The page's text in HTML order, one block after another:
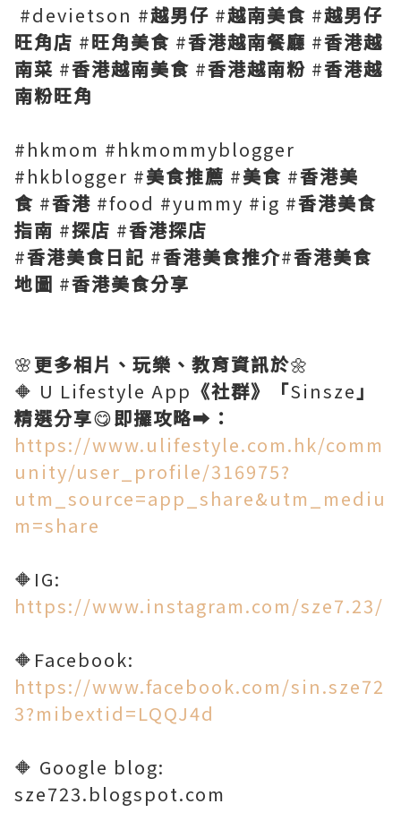
#devietson #越男仔 #越南美食 #越男仔
旺角店 #旺角美食 #香港越南餐廳 #香港越
南菜 #香港越南美食 #香港越南粉 #香港越
南粉旺角
#hkmom #hkmommyblogger
#hkblogger #美食推薦 #美食 #香港美
食 #香港 #food #yummy #ig #香港美食
指南 #探店 #香港探店
#香港美食日記 #香港美食推介#香港美食
地圖 #香港美食分享
🌸更多相片、玩樂、教育資訊於🌼
🔶 U Lifestyle App 《社群》「Sinsze 」
精選分享😋即攞攻略➡️ ：
https://www.ulifestyle.com.hk/comm
unity/user_profile/316975?
utm_source=app_share&utm_mediu
m=share
🔶IG:
https://www.instagram.com/sze7.23/
🔶Facebook:
https://www.facebook.com/sin.sze72
3?mibextid=LQQJ4d
🔶 Google blog:
sze723.blogspot.com